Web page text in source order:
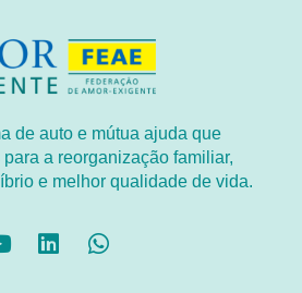
de auto e mútua ajuda que
a reorganização familiar,
e melhor qualidade de vida.